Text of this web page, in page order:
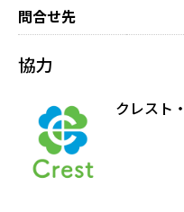
問合せ先
協力
クレスト